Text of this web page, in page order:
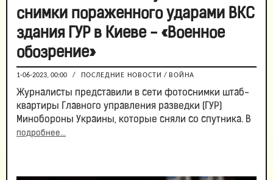
снимки пораженного ударами ВКС
здания ГУР в Киеве - «Военное
обозрение»
1-06-2023, 00:00 / ПОСЛЕДНИЕ НОВОСТИ / ВОЙНА
Журналисты представили в сети фотоснимки штаб-
квартиры Главного управления разведки (ГУР)
Минобороны Украины, которые сняли со спутника. В
подробнее...